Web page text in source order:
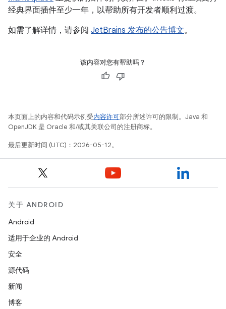
经典界面插件至少一年，以帮助所有开发者顺利过渡。
如需了解详情，请参阅 JetBrains 发布的公告博文。
该内容对您有帮助吗？
本页面上的内容和代码示例受内容许可部分所述许可的限制。Java 和
OpenJDK 是 Oracle 和/或其关联公司的注册商标。
最后更新时间 (UTC)：2026-05-12。
关于 ANDROID
Android
适用于企业的 Android
安全
源代码
新闻
博客